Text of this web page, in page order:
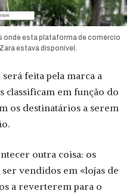
onde esta plataforma de comércio
estava disponível.
feita pela marca a
classificam em função do
os destinatários a serem
outra coisa: os
vendidos em «lojas de
a reverterem para o